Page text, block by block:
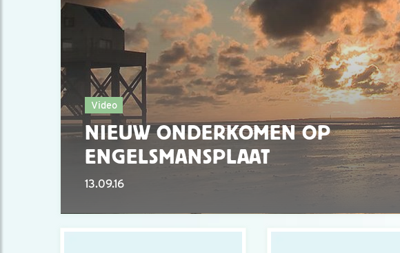
Video
NIEUW ONDERKOMEN OP
ENGELSMANSPLAAT
13.09.16